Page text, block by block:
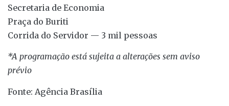
Secretaria de Economia
Praça do Buriti
Corrida do Servidor — 3 mil pessoas
*A programação está sujeita a alterações sem aviso
prévio
Fonte: Agência Brasília